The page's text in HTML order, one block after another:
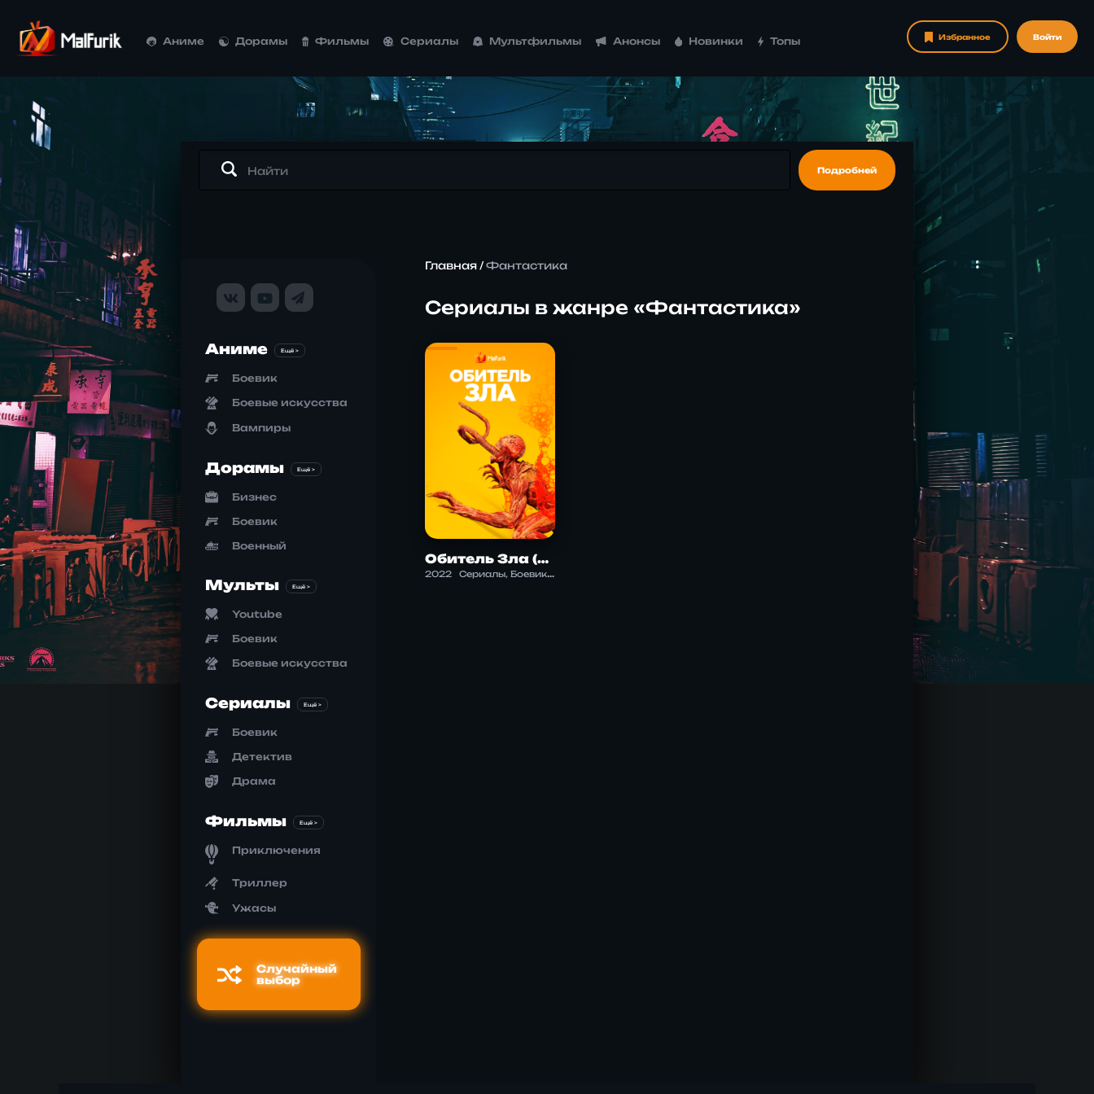
Аниме Дорамы Фильмы Сериалы Мультфильмы Анонсы Новинки Топы Избранное Войти
Подробней
Аниме Ещё >
Боевик
Боевые искусства
Вампиры
Дорамы Ещё >
Бизнес
Боевик
Военный
Мульты Ещё >
Youtube
Боевик
Боевые искусства
Сериалы Ещё >
Боевик
Детектив
Драма
Фильмы Ещё >
Приключения
Триллер
Ужасы
Случайный
выбор
Главная/Фантастика
Сериалы в жанре «Фантастика»
Обитель Зла (2022)
2022 Сериалы, Боевик, Детектив, Драма, Научная фантастика, Ужасы, Фантастика